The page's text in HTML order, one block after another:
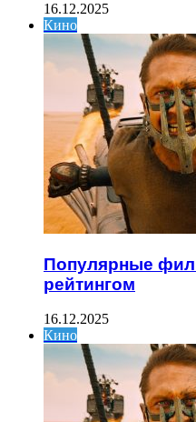
16.12.2025
Кино
Популярные
рейтингом
16.12.2025
Кино